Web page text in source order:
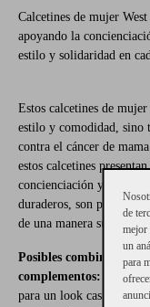
Calcetines de mujer
apoyando la
estilo y solidaridad en
Estos calcetines de
estilo y comodidad, sino
contra el cáncer de
estos calcetines
concienciación y el
duraderos, son perfectos
de una manera sutil pero
Posibles
complementos:
para un look casual con
de
mejor
un
para